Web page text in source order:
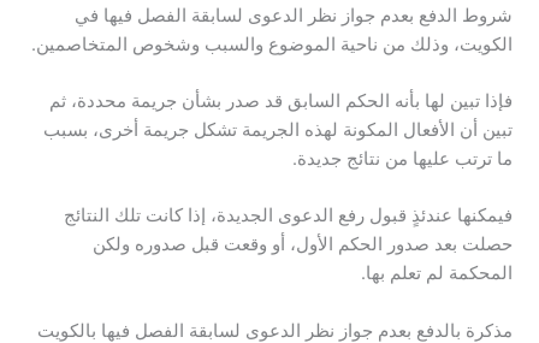
شروط الدفع بعدم جواز نظر الدعوى لسابقة الفصل فيها في
الكويت، وذلك من ناحية الموضوع والسبب وشخوص المتخاصمين.
فإذا تبين لها بأنه الحكم السابق قد صدر بشأن جريمة محددة، ثم
تبين أن الأفعال المكونة لهذه الجريمة تشكل جريمة أخرى، بسبب
ما ترتب عليها من نتائج جديدة.
فيمكنها عندئذٍ قبول رفع الدعوى الجديدة، إذا كانت تلك النتائج
حصلت بعد صدور الحكم الأول، أو وقعت قبل صدوره ولكن
المحكمة لم تعلم بها.
مذكرة بالدفع بعدم جواز نظر الدعوى لسابقة الفصل فيها بالكويت